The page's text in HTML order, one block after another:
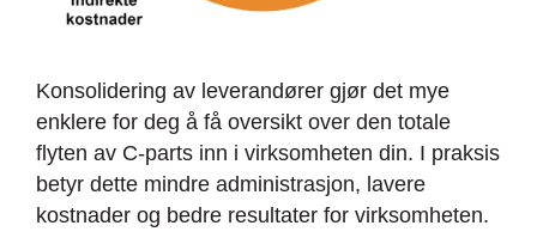
Konsolidering av leverandører gjør det mye
enklere for deg å få oversikt over den totale
flyten av C-parts inn i virksomheten din. I praksis
betyr dette mindre administrasjon, lavere
kostnader og bedre resultater for virksomheten.